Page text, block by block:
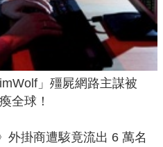
」殭屍網路主謀被
全球！
外掛商遭駭竟流出 6 萬名